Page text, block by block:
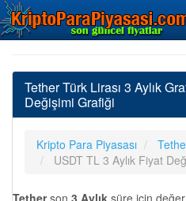
Tether Türk Lirası 3 Aylık
Değişimi Grafiği
Kripto Para Piyasası
USDT TL 3 Aylık Fiyat
Tetherson 3 Aylık süre için